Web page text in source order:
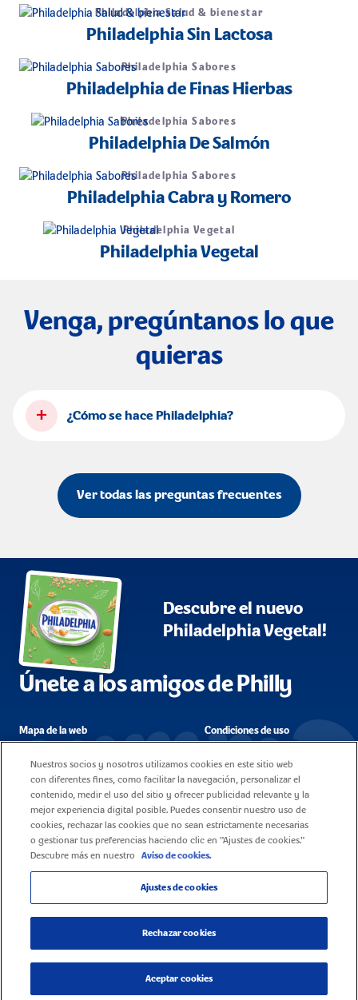
Philadelphia Salud & bienestar
Philadelphia Sin Lactosa
Philadelphia Sabores
Philadelphia de Finas Hierbas
Philadelphia Sabores
Philadelphia De Salmón
Philadelphia Sabores
Philadelphia Cabra y Romero
Philadelphia Vegetal
Philadelphia Vegetal
Venga, pregúntanos lo que
quieras
+ ¿Cómo se hace Philadelphia?
Ver todas las preguntas frecuentes
Descubre el nuevo
Philadelphia Vegetal!
Únete a los amigos de Philly
Mapa de la web
Preguntas frecuentes
Política de cookies
Aviso de privacidad
Condiciones de uso
Contáctanos
Empleo
© 2025 España Services, S.L.U. - Todos los derechos reservados
Nuestros socios y nosotros utilizamos cookies en este sitio web
con diferentes fines, como facilitar la navegación, personalizar el
contenido, medir el uso del sitio y ofrecer publicidad relevante y la
mejor experiencia digital posible. Puedes consentir nuestro uso de
cookies, rechazar las cookies que no sean estrictamente necesarias
o gestionar tus preferencias haciendo clic en "Ajustes de cookies."
Descubre más en nuestro
Aviso de cookies.
Ajustes de cookies
Rechazar cookies
Aceptar cookies